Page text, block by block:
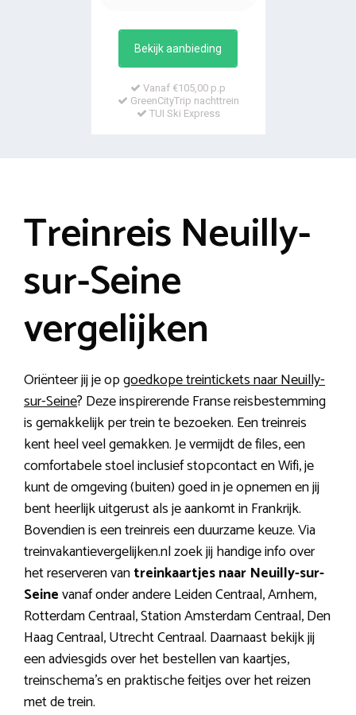
Bekijk aanbieding
Vanaf €105,00 p.p
GreenCityTrip nachttrein
TUI Ski Express
Treinreis Neuilly-
sur-Seine
vergelijken
Oriënteer jij je opgoedkope treintickets naar Neuilly-
sur-Seine? Deze inspirerende Franse reisbestemming
is gemakkelijk per trein te bezoeken. Een treinreis
kent heel veel gemakken. Je vermijdt de files, een
comfortabele stoel inclusief stopcontact en Wifi, je
kunt de omgeving (buiten) goed in je opnemen en jij
bent heerlijk uitgerust als je aankomt in Frankrijk.
Bovendien is een treinreis een duurzame keuze. Via
treinvakantievergelijken.nl zoek jij handige info over
het reserveren vantreinkaartjes naar Neuilly-sur-
Seinevanaf onder andere Leiden Centraal, Arnhem,
Rotterdam Centraal, Station Amsterdam Centraal, Den
Haag Centraal, Utrecht Centraal. Daarnaast bekijk jij
een adviesgids over het bestellen van kaartjes,
treinschema’s en praktische feitjes over het reizen
met de trein.